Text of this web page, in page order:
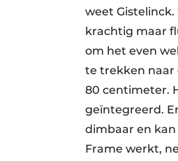
weet
krachtig maar
om het even
te trekken naar
80 centimeter.
geïntegreerd.
dimbaar en
Frame werkt,